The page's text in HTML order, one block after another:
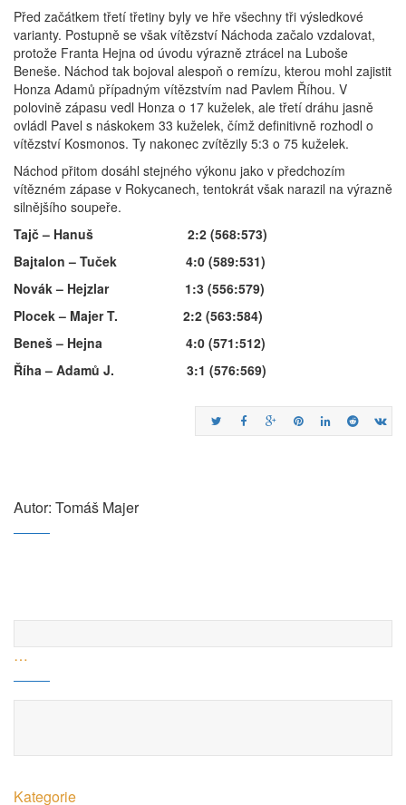
Před začátkem třetí třetiny byly ve hře všechny tři výsledkové
varianty. Postupně se však vítězství Náchoda začalo vzdalovat,
protože Franta Hejna od úvodu výrazně ztrácel na Luboše
Beneše. Náchod tak bojoval alespoň o remízu, kterou mohl zajistit
Honza Adamů případným vítězstvím nad Pavlem Říhou. V
polovině zápasu vedl Honza o 17 kuželek, ale třetí dráhu jasně
ovládl Pavel s náskokem 33 kuželek, čímž definitivně rozhodl o
vítězství Kosmonos. Ty nakonec zvítězily 5:3 o 75 kuželek.
Náchod přitom dosáhl stejného výkonu jako v předchozím
vítězném zápase v Rokycanech, tentokrát však narazil na výrazně
silnějšího soupeře.
Tajč – Hanuš 2:2 (568:573)
Bajtalon – Tuček 4:0 (589:531)
Novák – Hejzlar 1:3 (556:579)
Plocek – Majer T. 2:2 (563:584)
Beneš – Hejna 4:0 (571:512)
Říha – Adamů J. 3:1 (576:569)
Autor: Tomáš Majer
…
Kategorie